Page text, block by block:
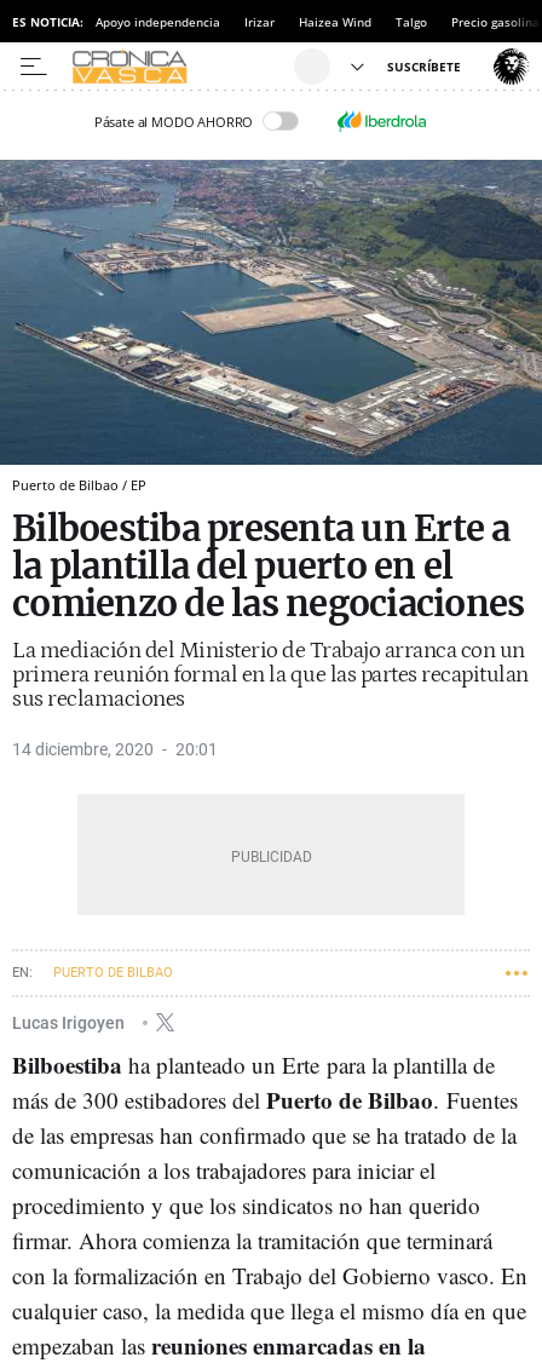
ES NOTICIA: Apoyo independencia Irizar Haizea Wind Talgo Precio gasolina
Pásate al MODO AHORRO
Puerto de Bilbao / EP
Bilboestiba presenta un Erte a
la plantilla del puerto en el
comienzo de las negociaciones
La mediación del Ministerio de Trabajo arranca con un
primera reunión formal en la que las partes recapitulan
sus reclamaciones
14 diciembre, 2020 20:01
PUERTO DE BILBAO
Lucas Irigoyen
Bilboestiba ha planteado un Erte para la plantilla de
más de 300 estibadores del Puerto de Bilbao. Fuentes
de las empresas han confirmado que se ha tratado de la
comunicación a los trabajadores para iniciar el
procedimiento y que los sindicatos no han querido
firmar. Ahora comienza la tramitación que terminará
con la formalización en Trabajo del Gobierno vasco. En
cualquier caso, la medida que llega el mismo día en que
empezaban las reuniones enmarcadas en la